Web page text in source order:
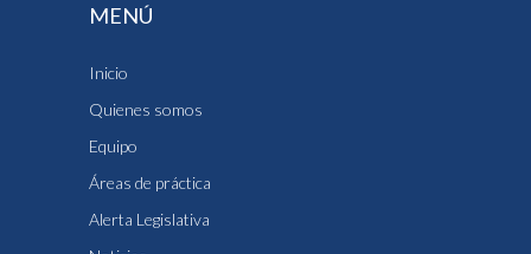
MENÚ
Inicio
Quienes somos
Equipo
Áreas de práctica
Alerta Legislativa